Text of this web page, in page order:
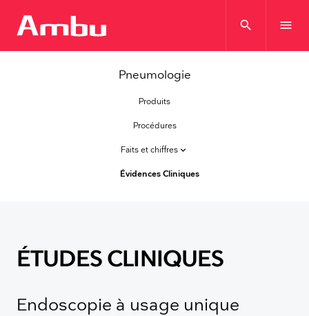
search menu
Pneumologie
Produits
Procédures
Faits et chiffres keyboard_arrow_down
Évidences Cliniques
ÉTUDES CLINIQUES
Endoscopie à usage unique